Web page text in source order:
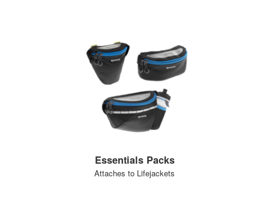
Essentials Packs
Attaches to Lifejackets